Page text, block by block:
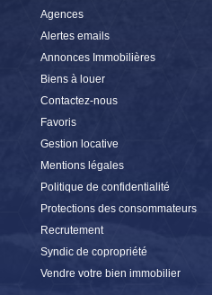
Agences
Alertes emails
Annonces Immobilières
Biens à louer
Contactez-nous
Favoris
Gestion locative
Mentions légales
Politique de confidentialité
Protections des consommateurs
Recrutement
Syndic de copropriété
Vendre votre bien immobilier